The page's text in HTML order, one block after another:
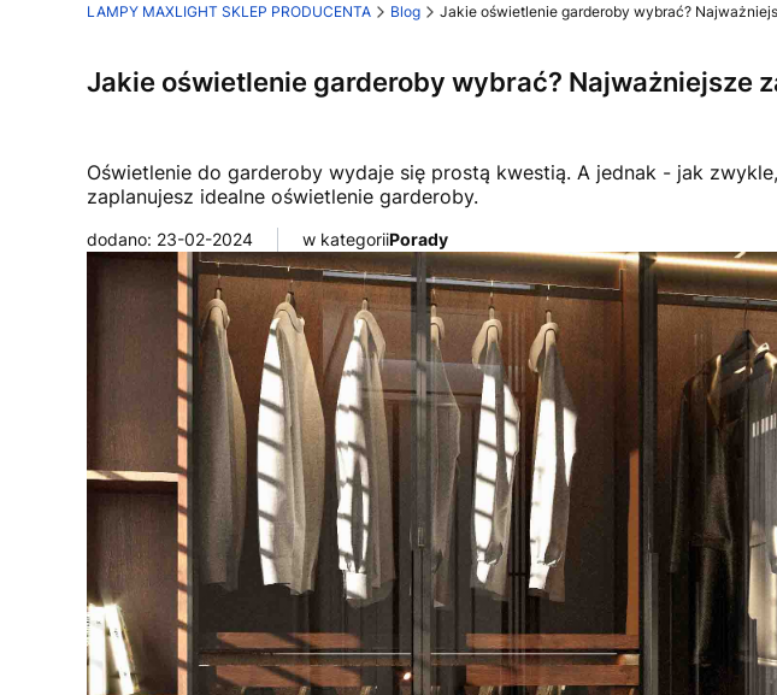
LAMPY MAXLIGHT SKLEP PRODUCENTA Blog Jakie oświetlenie garderoby wybrać?
Jakie oświetlenie garderoby wybrać? Najważniejsze
Oświetlenie do garderoby wydaje się prostą kwestią. A jednak - jak
zaplanujesz idealne oświetlenie garderoby.
dodano: 23-02-2024 w kategoriiPorady